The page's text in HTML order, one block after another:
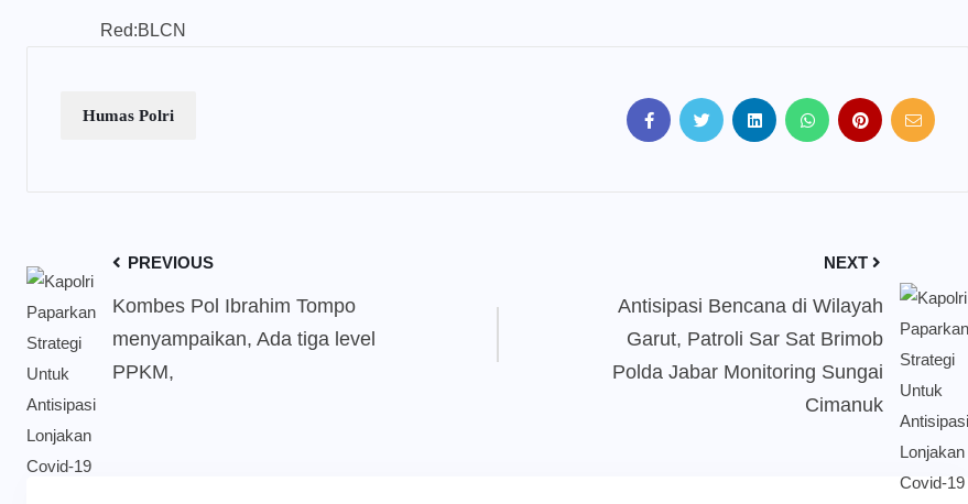
Red:BLCN
Humas Polri
PREVIOUS
Kombes Pol Ibrahim Tompo
menyampaikan, Ada tiga level
PPKM,
NEXT
Antisipasi Bencana di Wilayah
Garut, Patroli Sar Sat Brimob
Polda Jabar Monitoring Sungai
Cimanuk